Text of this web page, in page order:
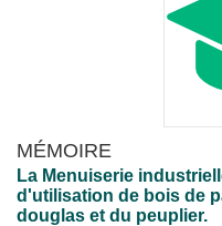
MÉMOIRE
La Menuiserie
d'utilisation de bois de
douglas et du peuplier.